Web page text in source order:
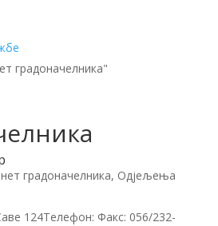
градоначелника"
градоначелника, Одјељења
124Телефон: Факс: 056/232-